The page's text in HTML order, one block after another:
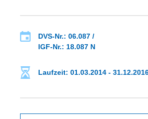
DVS-Nr.: 06.087 /
IGF-Nr.: 18.087 N
Laufzeit: 01.03.2014 -